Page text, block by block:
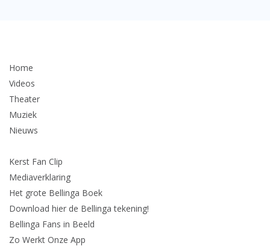
Home
Videos
Theater
Muziek
Nieuws
Kerst Fan Clip
Mediaverklaring
Het grote Bellinga Boek
Download hier de Bellinga tekening!
Bellinga Fans in Beeld
Zo Werkt Onze App